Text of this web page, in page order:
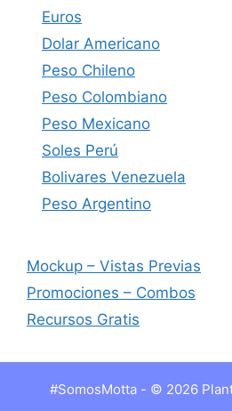
Euros
Dolar Americano
Peso Chileno
Peso Colombiano
Peso Mexicano
Soles Perú
Bolivares Venezuela
Peso Argentino
Mockup – Vistas Previas
Promociones – Combos
Recursos Gratis
#SomosMotta - © 2026